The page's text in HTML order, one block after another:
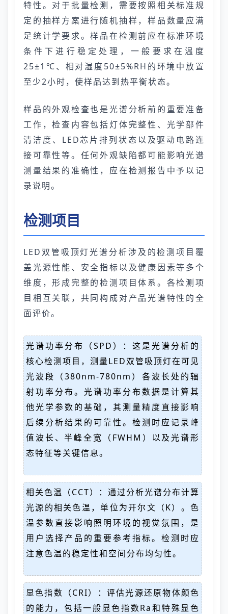
特性。对于批量检测，需要按照相关标准规
定的抽样方案进行随机抽样，样品数量应满
足统计学要求。样品在检测前应在标准环境
条件下进行稳定处理，一般要求在温度
25±1℃、相对湿度50±5%RH的环境中放置
至少2小时，使样品达到热平衡状态。
样品的外观检查也是光谱分析前的重要准备
工作，检查内容包括灯体完整性、光学部件
清洁度、LED芯片排列状态以及驱动电路连
接可靠性等。任何外观缺陷都可能影响光谱
测量结果的准确性，应在检测报告中予以记
录说明。
检测项目
LED双管吸顶灯光谱分析涉及的检测项目覆
盖光源性能、安全指标以及健康因素等多个
维度，形成完整的检测项目体系。各检测项
目相互关联，共同构成对产品光谱特性的全
面评价。
光谱功率分布（SPD）：这是光谱分析的
核心检测项目，测量LED双管吸顶灯在可见
光波段（380nm-780nm）各波长处的辐
射功率分布。光谱功率分布数据是计算其
他光学参数的基础，其测量精度直接影响
后续分析结果的可靠性。检测时应记录峰
值波长、半峰全宽（FWHM）以及光谱形
态特征等关键信息。
相关色温（CCT）：通过分析光谱分布计算
光源的相关色温，单位为开尔文（K）。色
温参数直接影响照明环境的视觉氛围，是
用户选择产品的重要参考指标。检测时应
注意色温的稳定性和空间分布均匀性。
显色指数（CRI）：评估光源还原物体颜色
的能力，包括一般显色指数Ra和特殊显色